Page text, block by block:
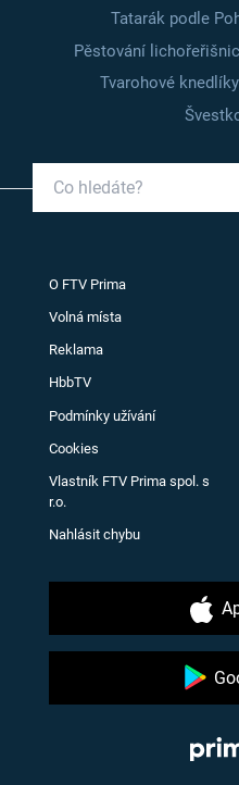
Tatarák podle
Pěstování
Tvarohové knedlíky
O FTV Prima
Volná místa
Reklama
HbbTV
Podmínky užívání
Cookies
Vlastník FTV Prima spol. s
r.o.
Nahlásit chybu